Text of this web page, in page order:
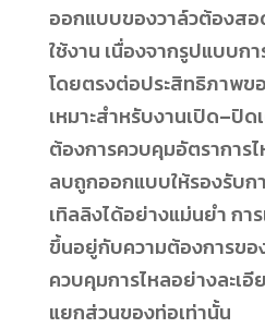
ออกแบบของวาล์วต้องส
ใช้งาน เนื่องจากรูปแบบก
โดยตรงต่อประสิทธิภาพข
เหมาะสำหรับงานเปิด–ปิ
ต้องการควบคุมอัตราการ
ลบถูกออกแบบให้รองรับ
เทิลลิงได้อย่างแม่นยำ กา
ขึ้นอยู่กับความต้องการขอ
ควบคุมการไหลอย่างละเ
แยกส่วนของท่อเท่านั้น